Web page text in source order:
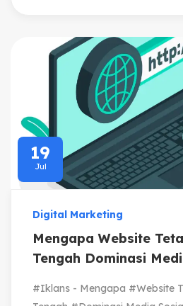
19
Jul
Digital Marketing
Mengapa Website
Tengah Dominasi
#Iklans - Mengapa #Website